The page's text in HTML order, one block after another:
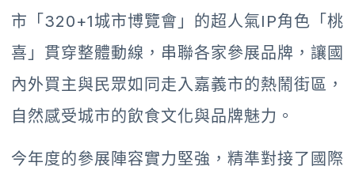
市「320+1城市博覽會」的超人氣IP角色「桃
喜」貫穿整體動線，串聯各家參展品牌，讓國
內外買主與民眾如同走入嘉義市的熱鬧街區，
自然感受城市的飲食文化與品牌魅力。
今年度的參展陣容實力堅強，精準對接了國際